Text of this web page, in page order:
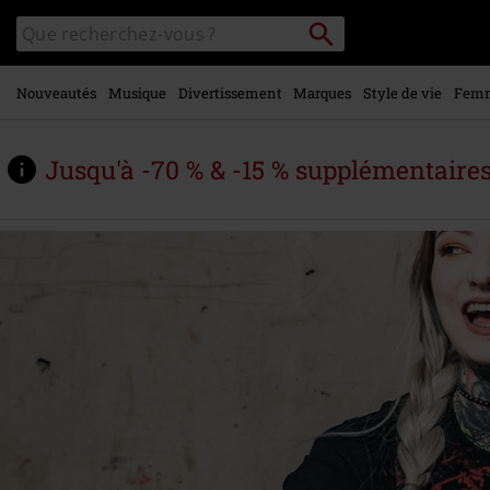
contenu
principal
Rechercher
sur
le
catalogue
Rechercher
Nouveautés Musique Divertissement Marques Style de vie
Jusqu'à -70 % & -15 %